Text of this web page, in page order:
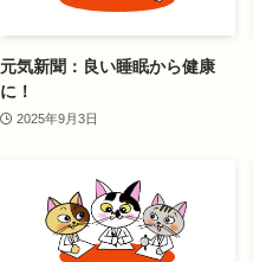
元気新聞：良い睡眠から健康
に！
2025年9月3日